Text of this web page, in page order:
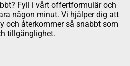
Fyll i vårt offertformulär och
någon minut. Vi hjälper dig att
och återkommer så snabbt som
tillgänglighet.